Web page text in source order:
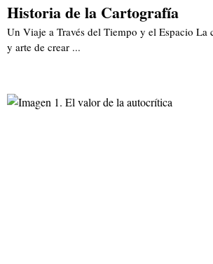
Historia de la Cartografía
Un Viaje a Través del Tiempo y el Espacio La
y arte de crear ...